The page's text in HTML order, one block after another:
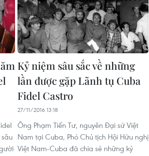
Kỷ niệm sâu sắc về những
lần được gặp Lãnh tụ Cuba
Fidel Castro
27/11/2016 13:18
Ông Phạm Tiến Tư, nguyên Đại sứ Việt
Nam tại Cuba, Phó Chủ tịch Hội Hữu nghị
Việt Nam-Cuba đã chia sẻ những kỷ